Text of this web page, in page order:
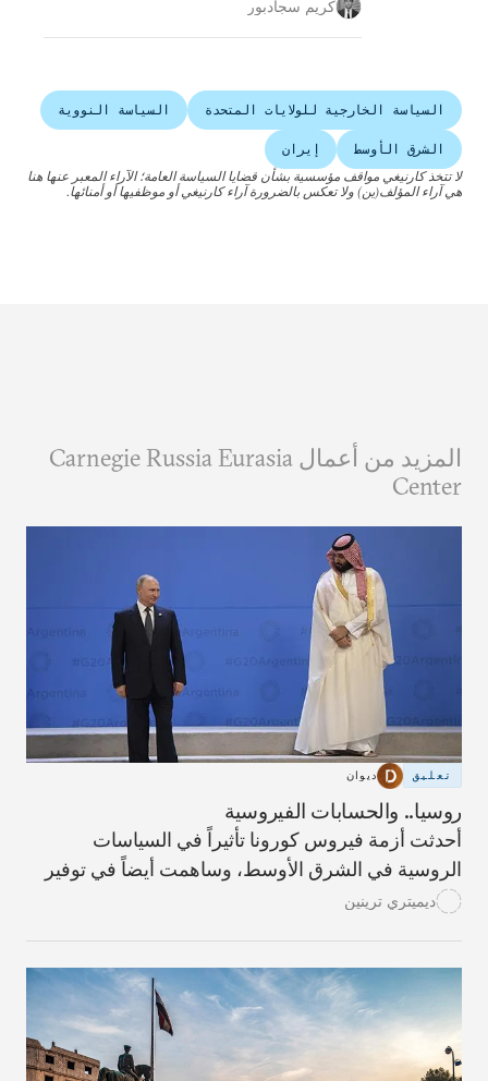
كريم سجادبور
السياسة الخارجية للولايات المتحدة السياسة النووية
الشرق الأوسط
إيران
لا تتخذ كارنيغي مواقف مؤسسية بشأن قضايا السياسة العامة؛ الآراء المعبر عنها هنا
هي آراء المؤلف(ين) ولا تعكس بالضرورة آراء كارنيغي أو موظفيها أو أمنائها.
المزيد من أعمال Carnegie Russia Eurasia
Center
تعليق ديوان
روسيا.. والحسابات الفيروسية
أحدثت أزمة فيروس كورونا تأثيراً في السياسات
الروسية في الشرق الأوسط، وساهمت أيضاً في توفير
فرص.ديميتري ترينين